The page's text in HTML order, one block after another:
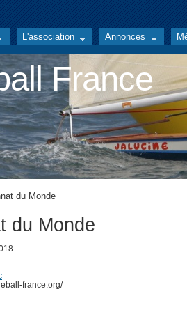
L'association Annonces
France
du Monde
du Monde
france.org/